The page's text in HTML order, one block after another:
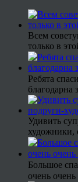
Всем
только в
Ребята
благодарна
Удивить
художники,
Большое
очень